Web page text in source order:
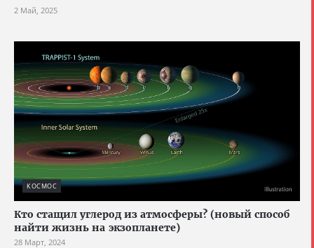
2 Май, 2025
КОСМОС
Кто стащил углерод из атмосферы? (новый способ
найти жизнь на экзопланете)
28 Март, 2024